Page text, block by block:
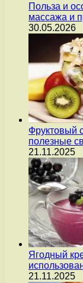
Польза и
массажа и
30.05.2026
Фруктовый
полезные
21.11.2025
Ягодный
21.11.2025